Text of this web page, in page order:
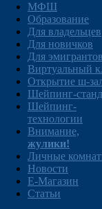
МФШ
Образование
Для владельцев
Для новичков
Для эмигрантов
Виртуальный
Открытие ш-
Шейпинг-
Шейпинг-
технологии
Внимание,
жулики!
Личные
Новости
E-Магазин
Статьи